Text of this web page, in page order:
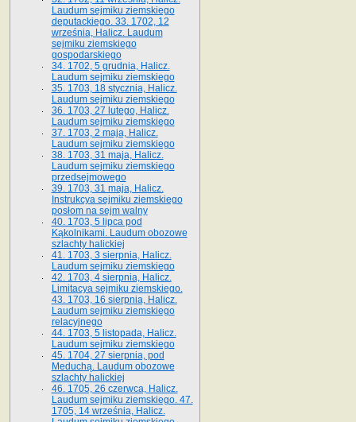
Laudum sejmiku ziemskiego
deputackiego. 33. 1702, 12
września, Halicz. Laudum
sejmiku ziemskiego
gospodarskiego
34. 1702, 5 grudnia, Halicz.
Laudum sejmiku ziemskiego
35. 1703, 18 stycznia, Halicz.
Laudum sejmiku ziemskiego
36. 1703, 27 lutego, Halicz.
Laudum sejmiku ziemskiego
37. 1703, 2 maja, Halicz.
Laudum sejmiku ziemskiego
38. 1703, 31 maja, Halicz.
Laudum sejmiku ziemskiego
przedsejmowego
39. 1703, 31 maja, Halicz.
Instrukcya sejmiku ziemskiego
posłom na sejm walny
40. 1703, 5 lipca pod
Kąkolnikami. Laudum obozowe
szlachty halickiej
41­. 1703, 3 sierpnia, Halicz.
Laudum sejmiku ziemskiego
42. 1703, 4 sierpnia, Halicz.
Limitacya sejmiku ziemskiego.
43. 1703, 16 sierpnia, Halicz.
Laudum sejmiku ziemskiego
relacyjnego
44. 1703, 5 listopada, Halicz.
Laudum sejmiku ziemskiego
45. 1704, 27 sierpnia, pod
Meduchą. Laudum obozowe
szlachty halickiej
46. 1705, 26 czerwca, Halicz.
Laudum sejmiku ziemskiego. 47.
1705, 14 września, Halicz.